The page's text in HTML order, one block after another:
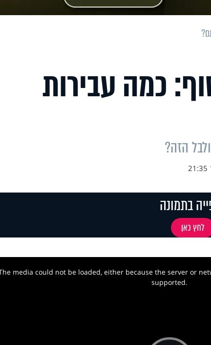
כמה עבירות
הזה?
בתמונה
לחץ כאן
media could not be loaded, either because the server or
supported.